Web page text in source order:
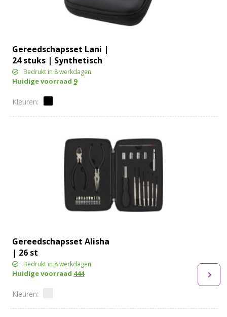
Gereedschapsset Lani |
24 stuks | Synthetisch
etuiBedrukt in 8 werkdagen
Huidige voorraad 9
Gereedschapsset Alisha
| 26 st
Bedrukt in 8 werkdagen
Huidige voorraad 444